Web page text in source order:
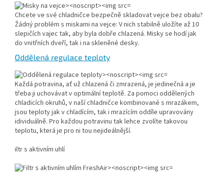
Chcete ve své chladničce bezpečně skladovat vejce bez obalu?
Žádný problém s miskami na vejce: V nich stabilně uložíte až 10
slepičích vajec tak, aby byla dobře chlazená. Misky se hodí jak
do vnitřních dveří, tak i na skleněné desky.
Oddělená regulace teploty
Každá potravina, ať už chlazená či zmrazená, je jedinečná a je
třeba ji uchovávat v optimální teplotě. Za pomoci oddělených
chladicích okruhů, v naší chladničce kombinované s mrazákem,
jsou teploty jak v chladícím, tak i mrazícím oddíle upravovány
idividuálně. Pro každou potravinu tak lehce zvolíte takovou
teplotu, která je pro ni tou nejideálnější.
iltr s aktivním uhlí